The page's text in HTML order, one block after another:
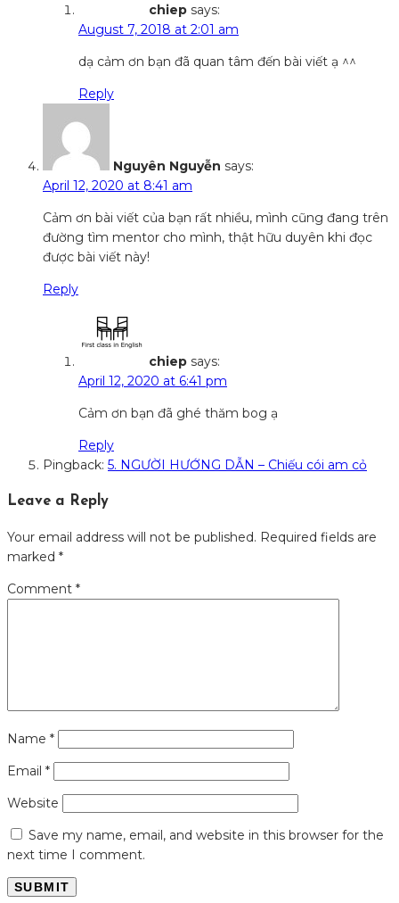
chiep says:
August 7, 2018 at 2:01 am
dạ cảm ơn bạn đã quan tâm đến bài viết ạ ^^
Reply
Nguyên Nguyễn says:
April 12, 2020 at 8:41 am
Cảm ơn bài viết của bạn rất nhiều, mình cũng đang trên
đường tìm mentor cho mình, thật hữu duyên khi đọc
được bài viết này!
Reply
chiep says:
April 12, 2020 at 6:41 pm
Cảm ơn bạn đã ghé thăm bog ạ
Reply
Pingback: 5. NGƯỜI HƯỚNG DẪN – Chiếu cói am cỏ
Leave a Reply
Your email address will not be published. Required fields are
marked *
Comment *
Name *
Email *
Website
Save my name, email, and website in this browser for the
next time I comment.